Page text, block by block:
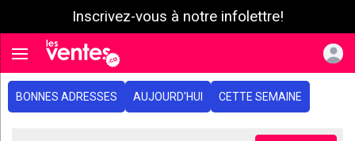
Inscrivez-vous à notre infolettre!
Toggle navigation
BONNES ADRESSES AUJOURD'HUI CETTE SEMAINE